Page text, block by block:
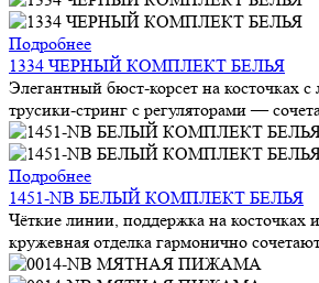
Подробнее
1334 ЧЕРНЫЙ КОМПЛЕКТ БЕЛЬЯ
Элегантный бюст-корсет на косточках
трусики-стринг с регуляторами —
Подробнее
1451-NB БЕЛЫЙ КОМПЛЕКТ БЕЛЬЯ
Чёткие линии, поддержка на косточках
кружевная отделка гармонично